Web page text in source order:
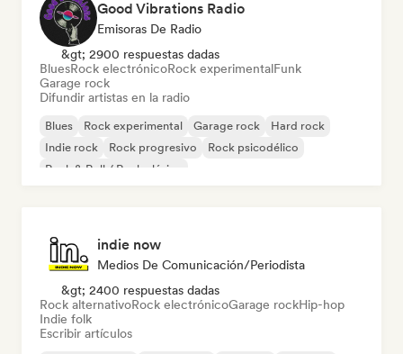
Good Vibrations Radio
Emisoras De Radio
&gt; 2900 respuestas dadas
BluesRock electrónicoRock experimentalFunk
Garage rock
Difundir artistas en la radio
Blues Rock experimental Garage rock
Hard rock
Indie rock
Rock progresivo
Rock psicodélico
Rock & Roll / Rock clásico
indie now
Medios De Comunicación/Periodista
&gt; 2400 respuestas dadas
Rock alternativoRock electrónicoGarage rockHip-hop
Indie folk
Escribir artículos